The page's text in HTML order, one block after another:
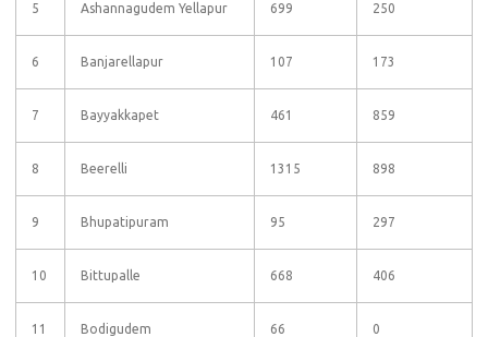
5 Ashannagudem Yellapur 699 250
6 Banjarellapur 107 173
7 Bayyakkapet 461 859
8 Beerelli 1315 898
9 Bhupatipuram 95 297
10 Bittupalle 668 406
11 Bodigudem 66 0